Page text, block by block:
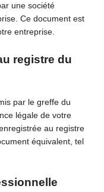
une société
Ce document est
entreprise.
registre du
par le greffe du
légale de votre
au registre
équivalent, tel